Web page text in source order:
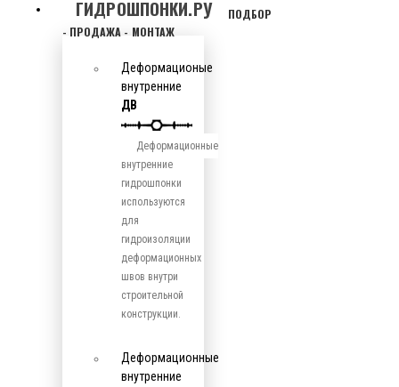
ГИДРОШПОНКИ.РУ
ПОДБОР
- ПРОДАЖА - МОНТАЖ
Деформационые
внутренние
ДВ
Деформационные
внутренние
гидрошпонки
используются
для
гидроизоляции
деформационных
швов внутри
строительной
конструкции.
Деформационные
внутренние